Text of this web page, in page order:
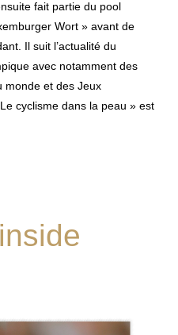
fait partie du pool
Wort » avant de
Il suit l’actualité du
avec notamment des
monde et des Jeux
cyclisme dans la peau » est